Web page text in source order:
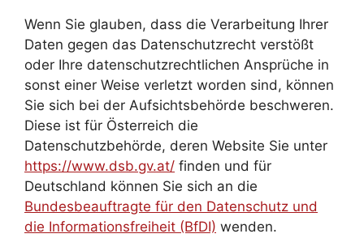
Wenn Sie glauben, dass die Verarbeitung Ihrer
Daten gegen das Datenschutzrecht verstößt
oder Ihre datenschutzrechtlichen Ansprüche in
sonst einer Weise verletzt worden sind, können
Sie sich bei der Aufsichtsbehörde beschweren.
Diese ist für Österreich die
Datenschutzbehörde, deren Website Sie unter
https://www.dsb.gv.at/ finden und für
Deutschland können Sie sich an die
Bundesbeauftragte für den Datenschutz und
die Informationsfreiheit (BfDI) wenden.